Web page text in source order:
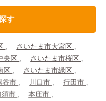
す
さいたま市大宮区
央区
さいたま市桜区
区
さいたま市緑区
谷市 川口市
行田市
須市
本庄市